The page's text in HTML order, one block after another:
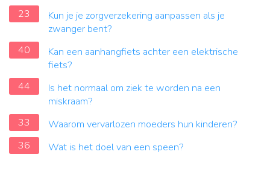
23
Kun je je zorgverzekering aanpassen als je
zwanger bent?
40
Kan een aanhangfiets achter een elektrische
fiets?
44
Is het normaal om ziek te worden na een
miskraam?
33
Waarom vervarlozen moeders hun kinderen?
36
Wat is het doel van een speen?